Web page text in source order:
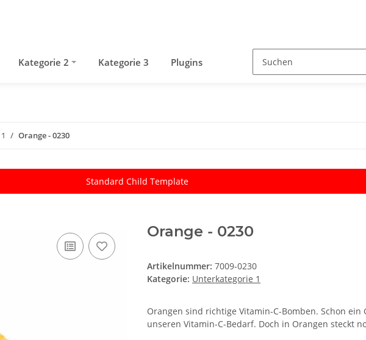
Kategorie 2 Kategorie 3 Plugins
Orange - 0230
Standard Child Template
Orange - 0230
Artikelnummer: 7009-0230
Kategorie: Unterkategorie 1
Orangen sind richtige Vitamin-C-Bomben. Schon ein
unseren Vitamin-C-Bedarf. Doch in Orangen steckt